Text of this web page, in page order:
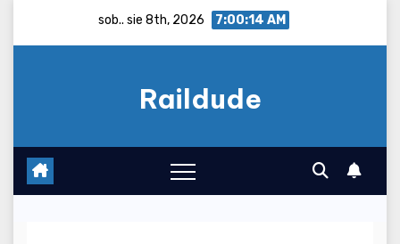
sob.. sie 8th, 2026 7:00:15 AM
Raildude